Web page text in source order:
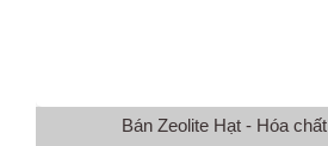
Bán Zeolite Hạt - Hóa